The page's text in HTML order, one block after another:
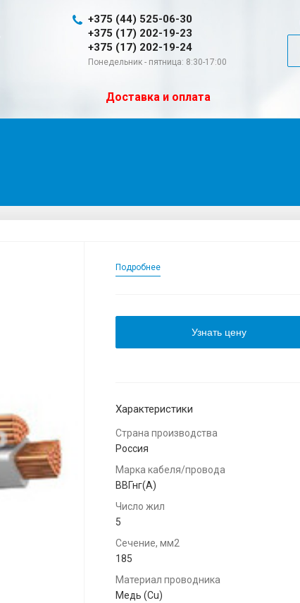
+375 (44) 525-06-30
+375 (17) 202-19-23
+375 (17) 202-19-24
Понедельник - пятница: 8:30-17:00
Доставка и оплата
Подробнее
Узнать цену
Характеристики
Страна производства
Россия
Марка кабеля/провода
ВВГнг(A)
Число жил
5
Сечение, мм2
185
Материал проводника
Медь (Cu)